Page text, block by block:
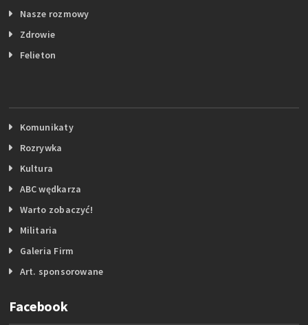
Nasze rozmowy
Zdrowie
Felieton
Komunikaty
Rozrywka
Kultura
ABC wędkarza
Warto zobaczyć!
Militaria
Galeria Firm
Art. sponsorowane
Facebook